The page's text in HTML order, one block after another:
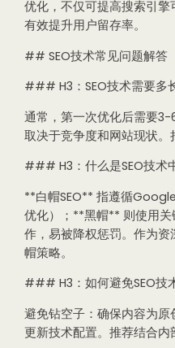
优化，不仅可提高搜索引擎
有效提升用户留存率。
## SEO技术常见问题解答
### H3：SEO技术需要多
通常，第一次优化后需要
取决于竞争度和网站现状。
### H3：什么是SEO技术
**白帽SEO** 指遵循
优化）；**黑帽** 则使用
作，易被降权惩罚。作为资
帽策略。
### H3：如何避免SEO技
避免钻空子：确保内容为
更新技术配置。推荐结合内